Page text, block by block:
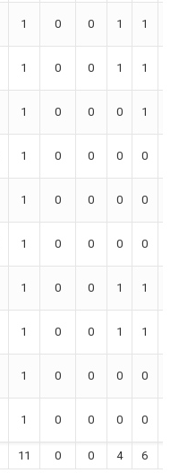
1 0 0 1 1
1 0 0 1 1
1 0 0 0 1
1 0 0 0 0
1 0 0 0 0
1 0 0 0 0
1 0 0 1 1
1 0 0 1 1
1 0 0 0 0
1 0 0 0 0
11 0 0 4 6